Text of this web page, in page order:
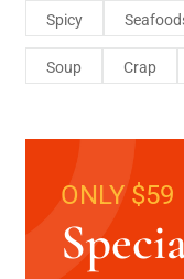
Spicy
Soup Crap
ONLY $59